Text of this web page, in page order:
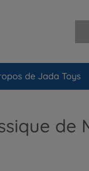
de Jada Toys
de